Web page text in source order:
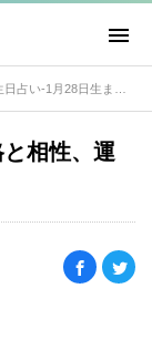
相性、運